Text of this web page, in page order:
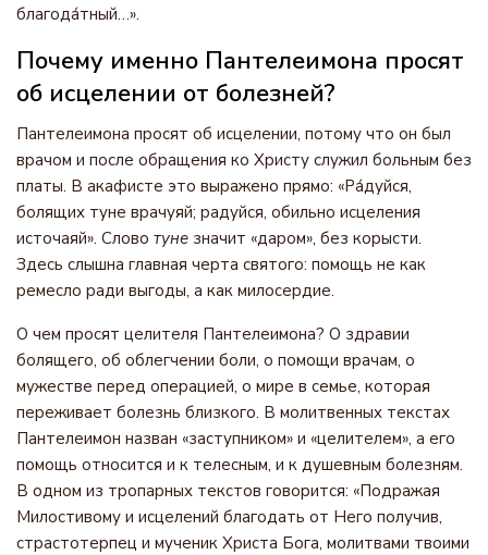
благода́тный…».
Почему именно Пантелеимона просят
об исцелении от болезней?
Пантелеимона просят об исцелении, потому что он был
врачом и после обращения ко Христу служил больным без
платы. В акафисте это выражено прямо: «Ра́дуйся,
болящих туне врачуяй; радуйся, обильно исцеления
источаяй». Слово туне значит «даром», без корысти.
Здесь слышна главная черта святого: помощь не как
ремесло ради выгоды, а как милосердие.
О чем просят целителя Пантелеимона? О здравии
болящего, об облегчении боли, о помощи врачам, о
мужестве перед операцией, о мире в семье, которая
переживает болезнь близкого. В молитвенных текстах
Пантелеимон назван «заступником» и «целителем», а его
помощь относится и к телесным, и к душевным болезням.
В одном из тропарных текстов говорится: «Подражая
Милостивому и исцелений благодать от Него получив,
страстотерпец и мученик Христа Бога, молитвами твоими